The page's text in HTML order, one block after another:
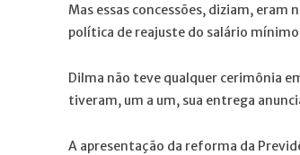
Mas essas concessões, diziam, eram
política de reajuste do salário
Dilma não teve qualquer cerimônia
tiveram, um a um, sua entrega
A apresentação da reforma da